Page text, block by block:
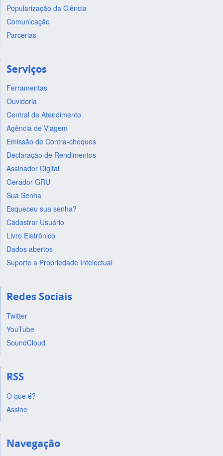
Popularização da Ciência
Comunicação
Parcerias
Serviços
Ferramentas
Ouvidoria
Central de Atendimento
Agência de Viagem
Emissão de Contra-cheques
Declaração de Rendimentos
Assinador Digital
Gerador GRU
Sua Senha
Esqueceu sua senha?
Cadastrar Usuário
Livro Eletrônico
Dados abertos
Suporte a Propriedade Intelectual
Redes Sociais
Twitter
YouTube
SoundCloud
RSS
O que é?
Assine
Navegação